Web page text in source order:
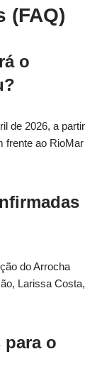
(FAQ)
o
de 2026, a partir
frente ao RioMar
do Arrocha
Larissa Costa,
o